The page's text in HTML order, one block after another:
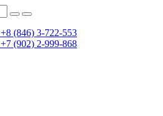
+8 (846) 3-722-553
+7 (902) 2-999-868